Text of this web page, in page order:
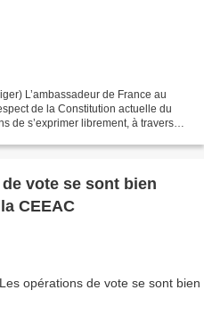
L’ambassadeur de France au
de la Constitution actuelle du
de s’exprimer librement, à travers
vote se sont bien
CEEAC